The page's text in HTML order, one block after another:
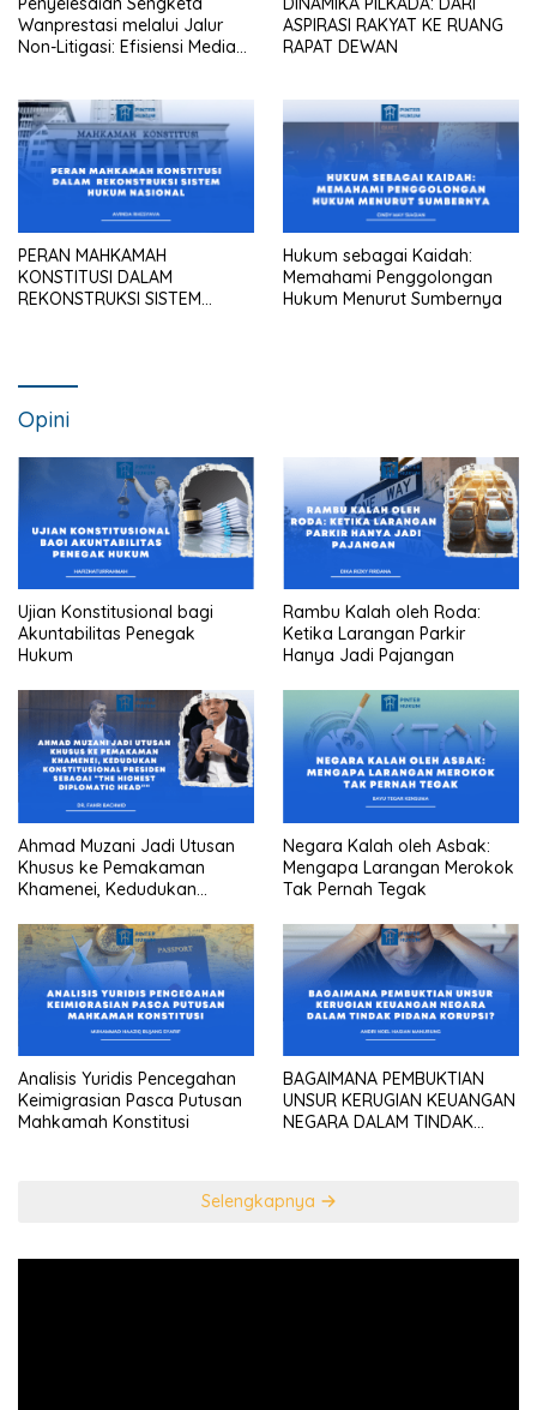
Wanprestasi melalui Jalur
Non-Litigasi: Efisiensi Mediasi
ASPIRASI RAKYAT KE RUANG
RAPAT DEWAN
PERAN MAHKAMAH
KONSTITUSI DALAM
REKONSTRUKSI SISTEM
Hukum sebagai Kaidah:
Memahami Penggolongan
Hukum Menurut Sumbernya
Opini
Ujian Konstitusional bagi
Akuntabilitas Penegak
Hukum
Rambu Kalah oleh Roda:
Ketika Larangan Parkir
Hanya Jadi Pajangan
Ahmad Muzani Jadi Utusan
Khusus ke Pemakaman
Khamenei, Kedudukan
sebagai “the highest
diplomatic head””
Negara Kalah oleh Asbak:
Mengapa Larangan Merokok
Tak Pernah Tegak
Analisis Yuridis Pencegahan
Keimigrasian Pasca Putusan
Mahkamah Konstitusi
BAGAIMANA PEMBUKTIAN
UNSUR KERUGIAN KEUANGAN
NEGARA DALAM TINDAK
Selengkapnya